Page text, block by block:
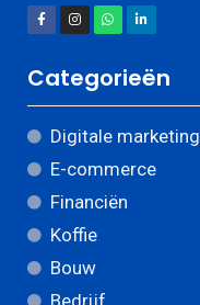
Categorieën
Digitale marketing
E-commerce
Financiën
Koffie
Bouw